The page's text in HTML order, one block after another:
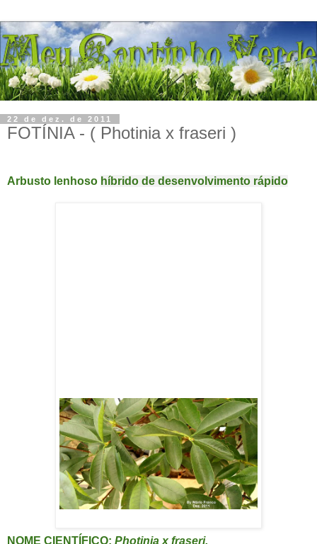
22 de dez. de 2011
FOTÍNIA - ( Photinia x fraseri )
Arbusto lenhoso híbrido de desenvolvimento rápido
NOME CIENTÍFICO: Photinia x fraseri.